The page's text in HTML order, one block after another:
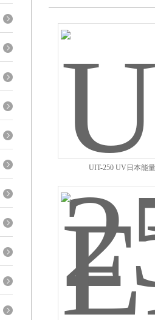
UIT-250 UV日本能